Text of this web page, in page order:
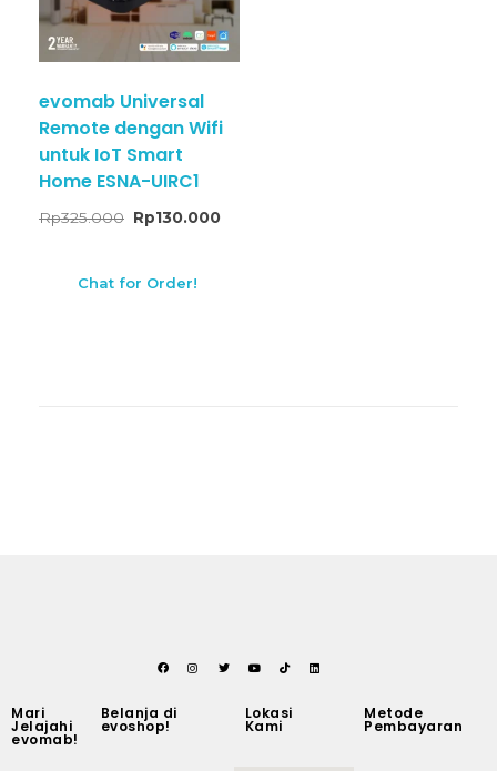
evomab Universal
Remote dengan Wifi
untuk IoT Smart
Home ESNA-UIRC1
Rp325.000 Rp130.000
Chat for Order!
Mari
Jelajahi
evomab!
Belanja di
evoshop!
Lokasi
Kami
Metode
Pembayaran